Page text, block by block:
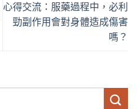
心得交流：服藥過程中，必利
勁副作用會對身體造成傷害
嗎？